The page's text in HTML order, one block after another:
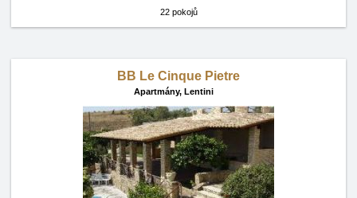
22 pokojů
BB Le Cinque Pietre
Apartmány, Lentini